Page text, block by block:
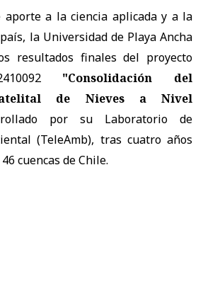
aporte a la ciencia aplicada y a la
la Universidad de Playa Ancha
resultados finales del proyecto
"Consolidación del
de Nieves a Nivel
por su Laboratorio de
(TeleAmb), tras cuatro años
cuencas de Chile.